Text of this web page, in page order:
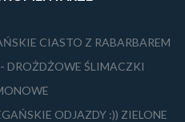
CIASTO Z RABARBAREM
DROŻDŻOWE ŚLIMACZKI
ODJAZDY :)) ZIELONE